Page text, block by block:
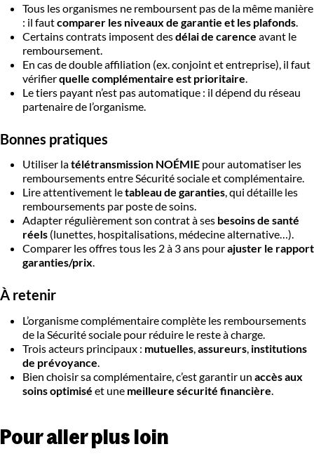
Tous les organismes ne remboursent pas de la même manière
: il fautcomparer les niveaux de garantie et les plafonds
Certains contrats imposent desdélai de carence avant le
remboursement.
En cas de double affiliation (ex. conjoint et entreprise), il faut
vérifierquelle complémentaire est prioritaire
Le tiers payant n’est pas automatique : il dépend du réseau
partenaire de l’organisme.
Bonnes pratiques
Utiliser latélétransmission NOÉMIE pour automatiser les
remboursements entre Sécurité sociale et complémentaire.
Lire attentivement letableau de garanties, qui détaille les
remboursements par poste de soins.
Adapter régulièrement son contrat à ses besoins de santé
réels (lunettes, hospitalisations, médecine alternative…).
Comparer les offres tous les 2 à 3 ans pourajuster le rapport
garanties/prix.
À retenir
L’organisme complémentaire complète les remboursements
de la Sécurité sociale pour réduire le reste à charge.
Trois acteurs principaux : mutuelles,assureurs, institutions
de prévoyance.
Bien choisir sa complémentaire, c’est garantir un accès aux
soins optimisé et une meilleure sécurité financière.
Pour aller plus loin